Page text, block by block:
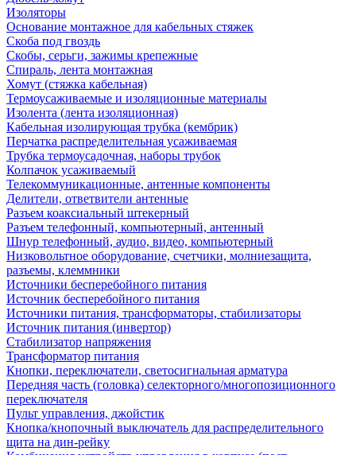
Изоляторы
Основание монтажное для кабельных стяжек
Скоба под гвоздь
Скобы, серьги, зажимы крепежные
Спираль, лента монтажная
Хомут (стяжка кабельная)
Термоусаживаемые и изоляционные материалы
Изолента (лента изоляционная)
Кабельная изолирующая трубка (кембрик)
Перчатка распределительная усаживаемая
Трубка термоусадочная, наборы трубок
Колпачок усаживаемый
Телекоммуникационные, антенные компоненты
Делители, ответвители антенные
Разъем коаксиальный штекерный
Разъем телефонный, компьютерный, антенный
Шнур телефонный, аудио, видео, компьютерный
Низковольтное оборудование, счетчики, молниезащита,
разъемы, клеммники
Источники бесперебойного питания
Источник бесперебойного питания
Источники питания, трансформаторы, стабилизаторы
Источник питания (инвертор)
Стабилизатор напряжения
Трансформатор питания
Кнопки, переключатели, светосигнальная арматура
Передняя часть (головка) селекторного/многопозиционного
переключателя
Пульт управления, джойстик
Кнопка/кнопочный выключатель для распределительного
щита на дин-рейку